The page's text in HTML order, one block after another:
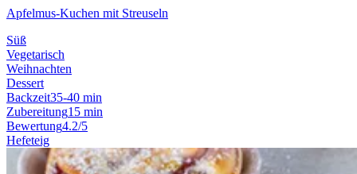
Apfelmus-Kuchen mit Streuseln
Süß
Vegetarisch
Weihnachten
Dessert
Backzeit35-40 min
Zubereitung15 min
Bewertung4.2/5
Hefeteig